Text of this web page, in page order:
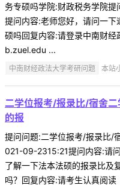
务专硕吗学院:财政税务学院
提问内容:老师您好，请问一
硕吗回复内容:请登录中南财
b.zuel.edu ...
中南财经政法大学考研问题 本站
二学位报考/报录比/宿舍
的报
提问问题:二学位报考/报录比/
021-09-2315:21提问内容:请
了解一下法本法硕的报录比及
吗？回复内容:请考生认真阅